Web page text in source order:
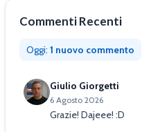
Commenti Recenti
Oggi: 1 nuovo commento
Giulio Giorgetti
6 Agosto 2026
Grazie! Dajeee! :D